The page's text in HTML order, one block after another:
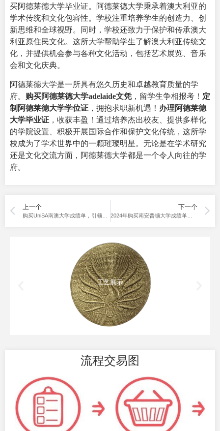
买阿德莱德大学毕业证。阿德莱德大学秉承着澳大利亚的
学术传统和文化包容性。学校注重培养学生的创造力、创
新思维和全球视野。同时，学校还致力于保护和传承澳大
利亚原住民文化。这所大学帮助学生了解澳大利亚传统文
化，并提供机会参与各种文化活动，包括艺术展览、音乐
会和文化庆典。
阿德莱德大学是一所具有悠久历史和卓越教育质量的学
府。 购买阿德莱德大学adelaide文凭 ，留学生争相报考！ 定
制阿德莱德大学学位证 ，拥抱求职新机遇！ 办理阿德莱德
大学毕业证 ，收获丰盈！通过培养杰出校友、提供多样化
的学院设置、积极开展国际合作和保护文化传统，这所学
校成为了学术世界中的一颗璀璨明星。无论是在学术研究
还是文化交流方面，阿德莱德大学都是一个令人向往的学
府。
上一个 下一个
2024年购买南安普顿大学成绩单最新版，快速走出挂科困境。
工艺展示
流程交易图